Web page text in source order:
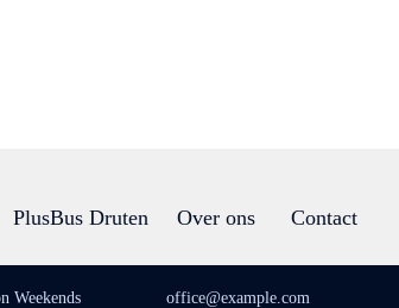
PlusBus Druten Over ons Contact
Weekends office@example.com